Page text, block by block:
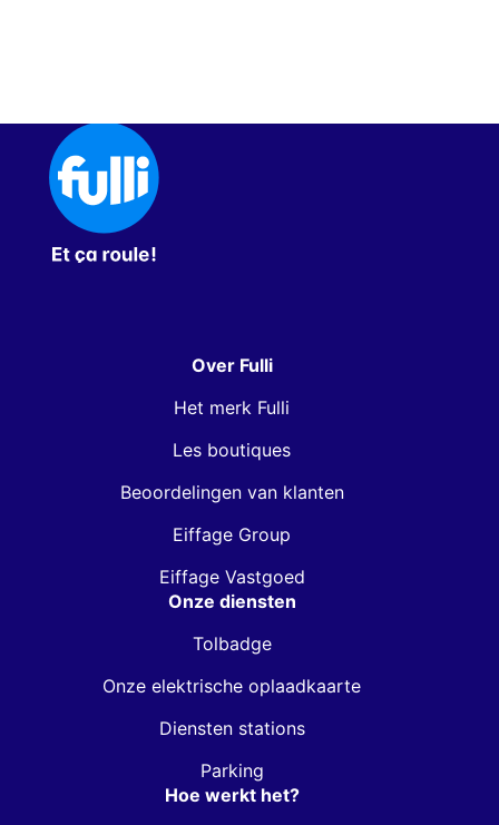
Over Fulli
Het merk Fulli
Les boutiques
Beoordelingen van klanten
Eiffage Group
Eiffage Vastgoed
Onze diensten
Tolbadge
Onze elektrische oplaadkaarte
Diensten stations
Parking
Hoe werkt het?